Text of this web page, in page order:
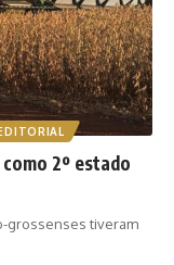
2º estado
grossenses tiveram